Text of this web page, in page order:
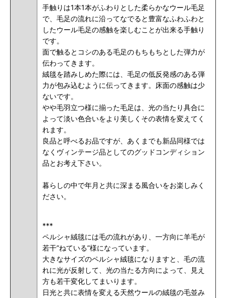
手触りは1本1本がふわりとした柔らかなウール毛足
で、毛足の流れに沿ってなでると豊富なふわふわと
したウール毛足の感触を楽しむことが出来る手触り
です。
面で触るとコシのある毛足のもちもちとした弾力が
伝わってきます。
絨毯を踏みしめた際には、毛足の低反発感のある弾
力が包み込むように伝ってきます。床面の感触は少
ないです。
やや毛羽立つ様に揃った毛足は、光の当たり具合に
よって淡い色合いをより美しくその表情を変えてく
れます。
良品と呼べるお品ですが、あくまでも新品同様では
なくヴィンテージ品としてのグッドコンディション
品とお考え下さい。
暮らしの中で年月と共に深まる風合いをお楽しみく
ださい。
***
ペルシャ絨毯には毛の流れがあり、一方向に羊毛が
若干”ねている”様になっています。
大きなサイズのペルシャ絨毯になりますと、毛の流
れに光が反射して、光の当たる方向によって、見え
方も若干変化してまいります。
日光と共に表情を変える天然ウールの絨毯の毛並み